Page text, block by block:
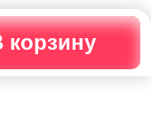
корзину